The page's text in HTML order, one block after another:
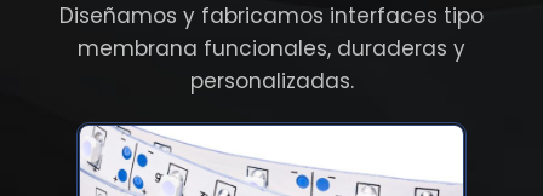
Diseñamos y fabricamos interfaces tipo
membrana funcionales, duraderas y
personalizadas.